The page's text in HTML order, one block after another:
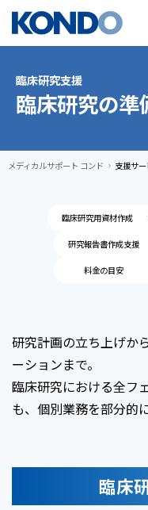
臨床研究支援
臨床研究の準
メディカルサポート コンド chevron_right 支援サ
臨床研究用資材作成
研究報告書作成支援
料金の目安
研究計画の立ち上げか
ーションまで。
臨床研究における全フ
も、個別業務を部分的
臨床